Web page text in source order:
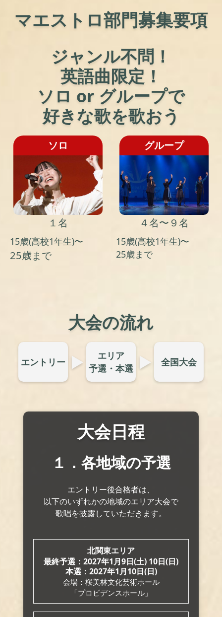
マエストロ部門募集要項
ジャンル不問！
英語曲限定！
ソロ or グループで
好きな歌を歌おう
ソロ
１名
15歳(高校1年生)〜
25歳まで
グループ
４名〜９名
15歳(高校1年生)〜
25歳まで
大会の流れ
エントリー ▶︎
エリア
予選・ 本選 ▶︎ 全国大会
大会日程
１．各地域の予選
エントリー後合格者は、
以下のいずれかの地域のエリア大会で
歌唱を披露していただきます。
北関東エリア
最終予選：2027年1月9日(土) 10日(日)
本選：2027年1月10日(日)
会場：桜美林文化芸術ホール
「プロビデンスホール」